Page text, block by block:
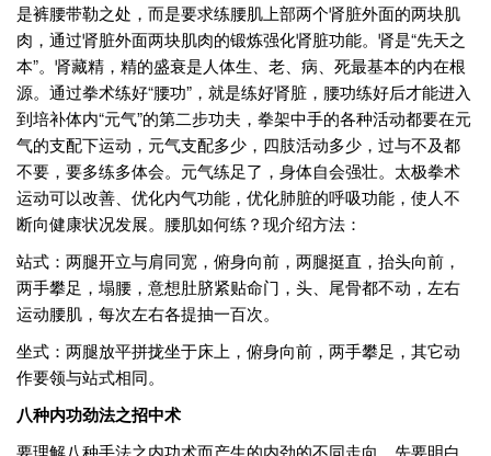
是裤腰带勒之处，而是要求练腰肌上部两个肾脏外面的两块肌
肉，通过肾脏外面两块肌肉的锻炼强化肾脏功能。肾是“先天之
本”。肾藏精，精的盛衰是人体生、老、病、死最基本的内在根
源。通过拳术练好“腰功”，就是练好肾脏，腰功练好后才能进入
到培补体内“元气”的第二步功夫，拳架中手的各种活动都要在元
气的支配下运动，元气支配多少，四肢活动多少，过与不及都
不要，要多练多体会。元气练足了，身体自会强壮。太极拳术
运动可以改善、优化内气功能，优化肺脏的呼吸功能，使人不
断向健康状况发展。腰肌如何练？现介绍方法：
站式：两腿开立与肩同宽，俯身向前，两腿挺直，抬头向前，
两手攀足，塌腰，意想肚脐紧贴命门，头、尾骨都不动，左右
运动腰肌，每次左右各提抽一百次。
坐式：两腿放平拼拢坐于床上，俯身向前，两手攀足，其它动
作要领与站式相同。
八种内功劲法之招中术
要理解八种手法之内功术而产生的内劲的不同走向，先要明白